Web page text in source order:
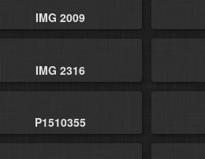
IMG 2009
IMG 2316
P1510355